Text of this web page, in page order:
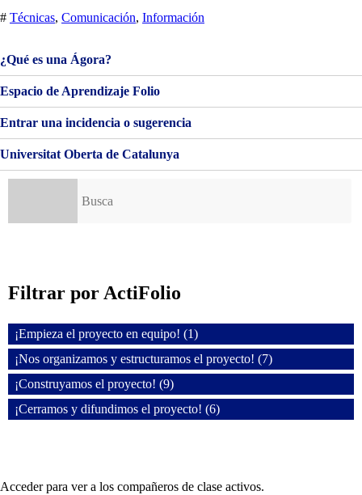
EN
# Técnicas, Comunicación, Información
¿Qué es una Ágora?
Espacio de Aprendizaje Folio
Entrar una incidencia o sugerencia
Universitat Oberta de Catalunya
Filtrar por ActiFolio
¡Empieza el proyecto en equipo! (1)
¡Nos organizamos y estructuramos el proyecto! (7)
¡Construyamos el proyecto! (9)
¡Cerramos y difundimos el proyecto! (6)
Acceder para ver a los compañeros de clase activos.